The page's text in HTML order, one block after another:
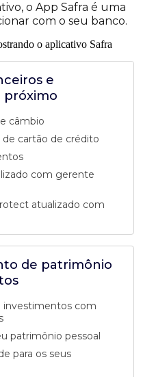
o App Safra é uma
com o seu banco.
de patrimônio
investimentos com
patrimônio pessoal
para os seus
e
câmbio
de cartão de crédito
com gerente
atualizado com